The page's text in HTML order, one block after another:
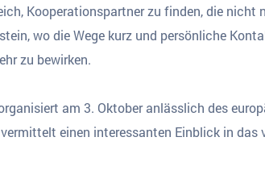
Kooperationspartner zu finden, die nicht
wo die Wege kurz und persönliche
zu bewirken.
am 3. Oktober anlässlich des
einen interessanten Einblick in das